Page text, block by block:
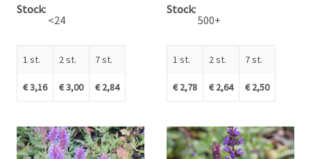
Stock
<24
1 st.
€ 3,16
2 st.
€ 3,00
7 st.
€ 2,84
Stock
500+
1 st.
€ 2,78
2 st.
€ 2,64
7 st.
€ 2,50